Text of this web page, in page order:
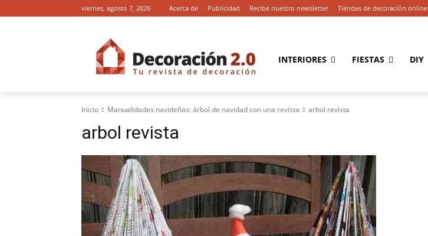
viernes, agosto 7, 2026 Acerca de Publicidad Recibe nuestro newsletter Tiendas de decoración online
INTERIORES FIESTAS DIY
Inicio Manualidades navideñas: árbol de navidad con una revista arbol revista
arbol revista